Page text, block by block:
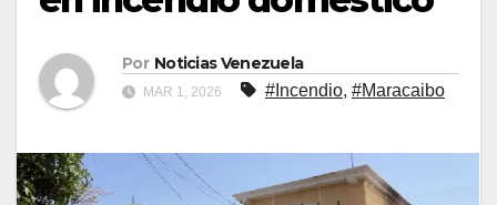
Por Noticias Venezuela
MAR 1, 2026 #Incendio, #Maracaibo